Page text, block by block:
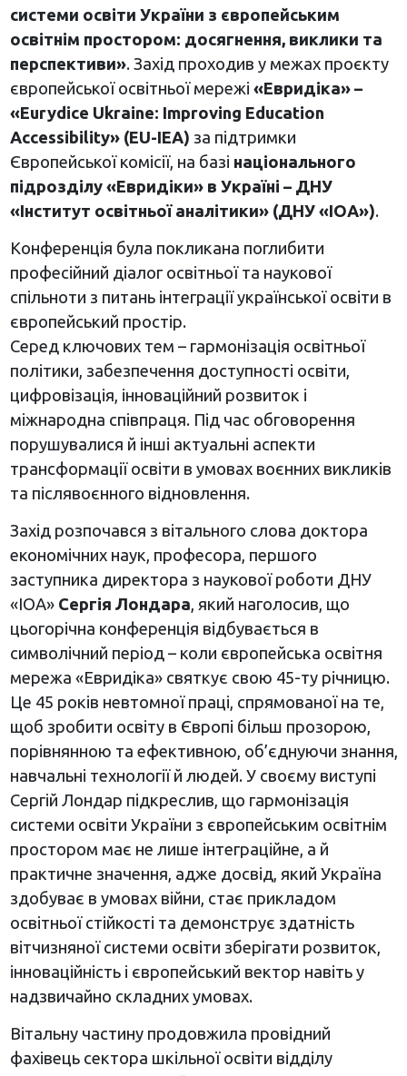
системи освіти України з європейським
освітнім простором: досягнення, виклики та
перспективи». Захід проходив у межах проєкту
європейської освітньої мережі «Евридіка» –
«Eurydice Ukraine: Improving Education
Accessibility» (EU-IEA) за підтримки
Європейської комісії, на базі національного
підрозділу «Евридіки» в Україні – ДНУ
«Інститут освітньої аналітики» (ДНУ «ІОА»).
Конференція була покликана поглибити
професійний діалог освітньої та наукової
спільноти з питань інтеграції української освіти в
європейський простір.
Серед ключових тем – гармонізація освітньої
політики, забезпечення доступності освіти,
цифровізація, інноваційний розвиток і
міжнародна співпраця. Під час обговорення
порушувалися й інші актуальні аспекти
трансформації освіти в умовах воєнних викликів
та післявоєнного відновлення.
Захід розпочався з вітального слова доктора
економічних наук, професора, першого
заступника директора з наукової роботи ДНУ
«ІОА» Сергія Лондара , який наголосив, що
цьогорічна конференція відбувається в
символічний період – коли європейська освітня
мережа «Евридіка» святкує свою 45-ту річницю.
Це 45 років невтомної праці, спрямованої на те,
щоб зробити освіту в Європі більш прозорою,
порівнянною та ефективною, об’єднуючи знання,
навчальні технології й людей. У своєму виступі
Сергій Лондар підкреслив, що гармонізація
системи освіти України з європейським освітнім
простором має не лише інтеграційне, а й
практичне значення, адже досвід, який Україна
здобуває в умовах війни, стає прикладом
освітньої стійкості та демонструє здатність
вітчизняної системи освіти зберігати розвиток,
інноваційність і європейський вектор навіть у
надзвичайно складних умовах.
Вітальну частину продовжила провідний
фахівець сектора шкільної освіти відділу